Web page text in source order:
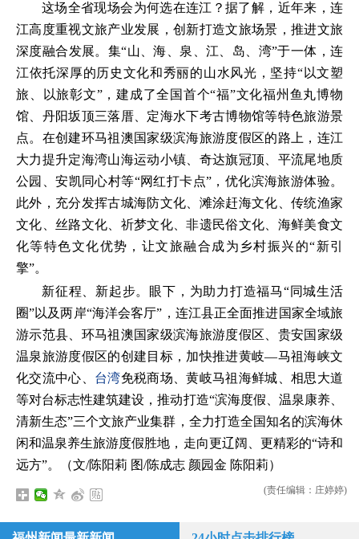
这场全省现场会为何选在连江？据了解，近年来，连
江高度重视文旅产业发展，创新打造文旅场景，推进文旅
深度融合发展。集“山、海、泉、江、岛、湾”于一体，连
江依托深厚的历史文化和秀丽的山水风光，坚持“以文塑
旅、以旅彰文”，建成了全国首个“福”文化福州鱼丸博物
馆、丹阳坂顶三落厝、定海水下考古博物馆等特色旅游景
点。在创建环马祖澳国家级滨海旅游度假区的路上，连江
大力提升定海湾山海运动小镇、奇达旗冠顶、平流尾地质
公园、安凯同心村等“网红打卡点”，优化滨海旅游体验。
此外，充分发挥古城海防文化、滩涂赶海文化、传统渔家
文化、丝路文化、祈梦文化、非遗民俗文化、海鲜美食文
化等特色文化优势，让文旅融合成为乡村振兴的“新引
擎”。
新征程、新起步。眼下，为助力打造福马“同城生活
圈”以及两岸“海洋会客厅”，连江县正全面推进国家全域旅
游示范县、环马祖澳国家级滨海旅游度假区、贵安国家级
温泉旅游度假区的创建目标，加快推进黄岐—马祖海峡文
化交流中心、 台湾免税商场、黄岐马祖海鲜城、相思大道
等对台标志性建筑建设，推动打造“滨海度假、温泉康养、
清新生态”三个文旅产业集群，全力打造全国知名的滨海休
闲和温泉养生旅游度假胜地，走向更辽阔、更精彩的“诗和
远方”。（文/陈阳莉 图/陈成志 颜园金 陈阳莉）
(责任编辑：庄婷婷)